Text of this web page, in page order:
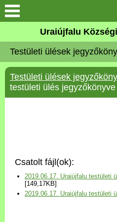
Köszöntő
Elérhetőségek
Uraiújfalu
Választási információk
Versenyképes Járások
Uraiújfalu
Testületi ülések
Testületi ülések
testületi ülés jegyzőkönyve
Csatolt fájl(ok):
2019.06.17. Uraiújfalu testületi
[149,17KB]
2019.06.17. Uraiújfalu testületi